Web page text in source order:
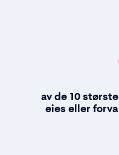
av de 10
eies eller